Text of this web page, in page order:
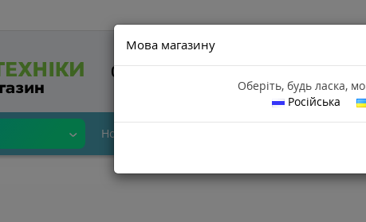
0800-33-24-94
Новинки
Мова магазину
Оберіть, будь ласка,
Російська